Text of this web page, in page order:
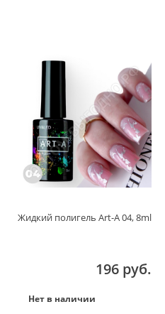
Жидкий полигель Art-A 04, 8ml
196 руб.
Нет в наличии